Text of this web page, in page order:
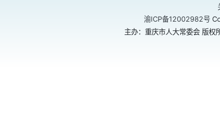
渝ICP备12002982号
主办：重庆市人大常委会 版